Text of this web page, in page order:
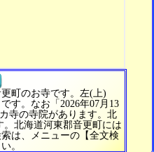
町のお寺です。左(上)
す。なお「2026年07月13
寺の寺院があります。北
。北海道河東郡音更町には
は、メニューの【全文検
。